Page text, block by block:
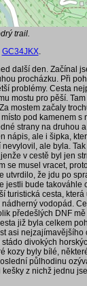
trail.
GC34JKX.
další den. Začínal
procházku. Při
problémy. Cesta
mostu pro pěší.
mostem začaly
pod kamenem s
strany na druhou
nápis, ale i šipka,
ale byla.
v cestě byl jen
musel vracet,
utvrdilo, že jdu po
bude takováhle
turistická cesta,
vodopád.
předešlých DNF
již byla celkem
asi
divokých
kozy byly bílé,
půlhodinu
z nichž jednu